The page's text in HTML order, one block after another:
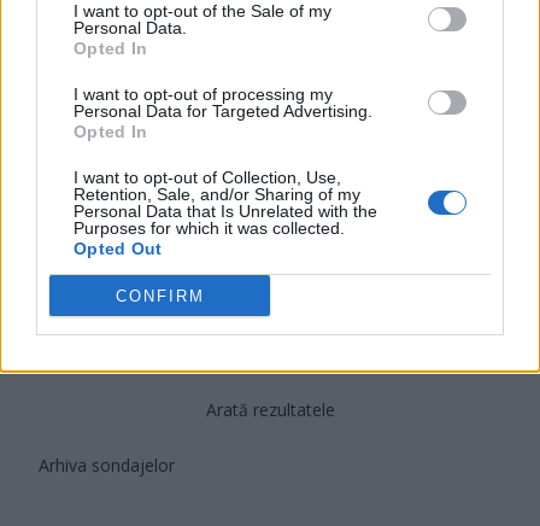
I want to opt-out of the Sale of my
Personal Data.
Opted In
I want to opt-out of processing my
Personal Data for Targeted Advertising.
Opted In
I want to opt-out of Collection, Use,
Retention, Sale, and/or Sharing of my
Personal Data that Is Unrelated with the
Purposes for which it was collected.
Opted Out
CONFIRM
Acțiunea Conservatoare (Târziu)
PDF (Lazarus)
PUSL (D. Voiculescu)
PNȚCD (Pavelescu)
PNCR (Terheș)
Partidul Patrioților (Surugiu)
FAR (Coarnă)
România pe Primul Loc (Ponta)
Altul
Arată rezultatele
Arhiva sondajelor